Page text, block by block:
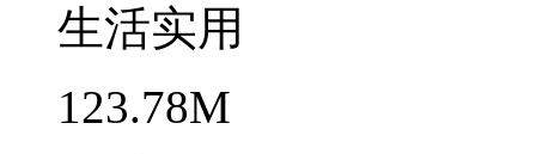
生活实用
123.78M